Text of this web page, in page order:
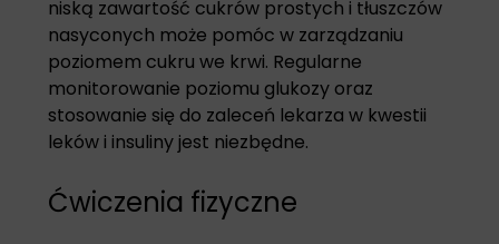
niską zawartość cukrów prostych i tłuszczów
nasyconych może pomóc w zarządzaniu
poziomem cukru we krwi. Regularne
monitorowanie poziomu glukozy oraz
stosowanie się do zaleceń lekarza w kwestii
leków i insuliny jest niezbędne.
Ćwiczenia fizyczne